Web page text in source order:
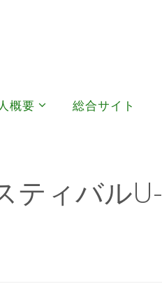
概要 総合サイト
ティバルU-